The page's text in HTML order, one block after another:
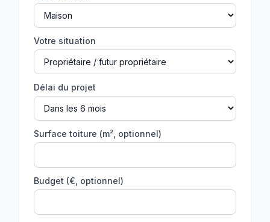
Votre situation
Délai du projet
Surface toiture (m², optionnel)
Budget (€, optionnel)